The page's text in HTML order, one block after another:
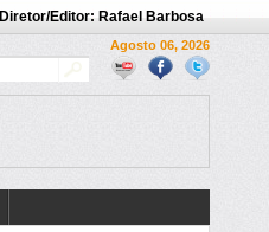
Diretor/Editor: Rafael Barbosa
Agosto 06, 2026